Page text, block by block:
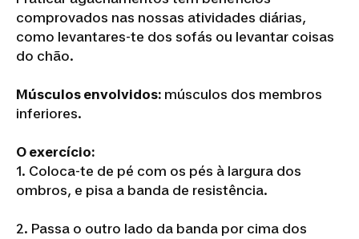
comprovados nas nossas atividades diárias,
como levantares-te dos sofás ou levantar coisas
do chão.
Músculos envolvidos: músculos dos membros
inferiores.
O exercício:
1. Coloca-te de pé com os pés à largura dos
ombros, e pisa a banda de resistência.
2. Passa o outro lado da banda por cima dos